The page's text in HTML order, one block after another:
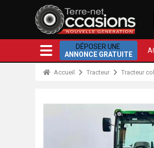
DÉPOSER UNE
ANNONCE GRATUITE
Accueil Tracteur Tracteur